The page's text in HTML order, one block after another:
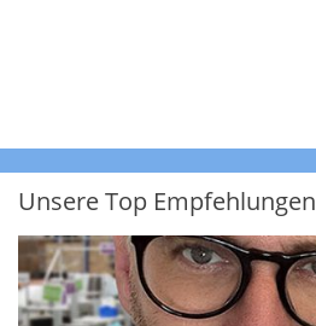
Unsere Top Empfehlungen